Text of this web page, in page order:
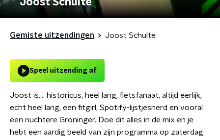
Gemiste uitzendingen Joost Schulte
Speel uitzending af
Joost is…. historicus, heel lang, fietsfanaat, altijd eerlijk,
echt heel lang, een fitgirl, Spotify-lijstjesnerd en vooral
een nuchtere Groninger. Doe dit alles in de mix en je
hebt een aardig beeld van zijn programma op zaterdag